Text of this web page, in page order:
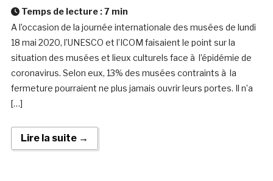
Temps de lecture :7 min
A l’occasion de la journée internationale des musées de lundi
18 mai 2020, l’UNESCO et l’ICOM faisaient le point sur la
situation des musées et lieux culturels face à l’épidémie de
coronavirus. Selon eux, 13% des musées contraints à la
fermeture pourraient ne plus jamais ouvrir leurs portes. Il n’a
[…]
Lire la suite →